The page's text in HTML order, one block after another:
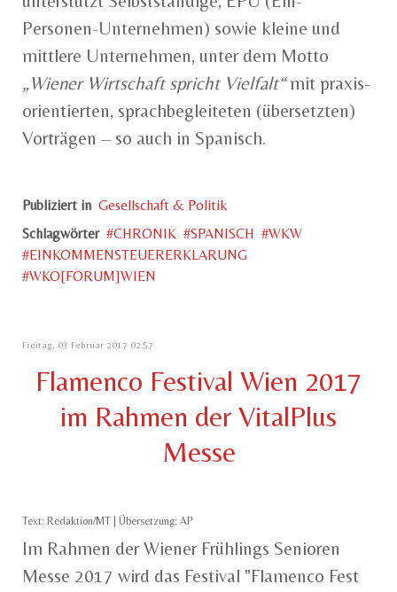
Personen-Unternehmen) sowie kleine und
mittlere Unternehmen, unter dem Motto
„Wiener Wirtschaft spricht Vielfalt“mit praxis-
orientierten, sprachbegleiteten (übersetzten)
Vorträgen – so auch in Spanisch.
Publiziert in Gesellschaft & Politik
Schlagwörter
CHRONIK SPANISCH
WKW
EINKOMMENSTEUERERKLARUNG
WKO[FORUM]WIEN
Freitag, 03 Februar 2017 02:57
Flamenco Festival Wien 2017
im Rahmen der VitalPlus
Messe
Text: Redaktion/MT | Übersetzung: AP
Im Rahmen der Wiener Frühlings Senioren
Messe 2017 wird das Festival "Flamenco Fest